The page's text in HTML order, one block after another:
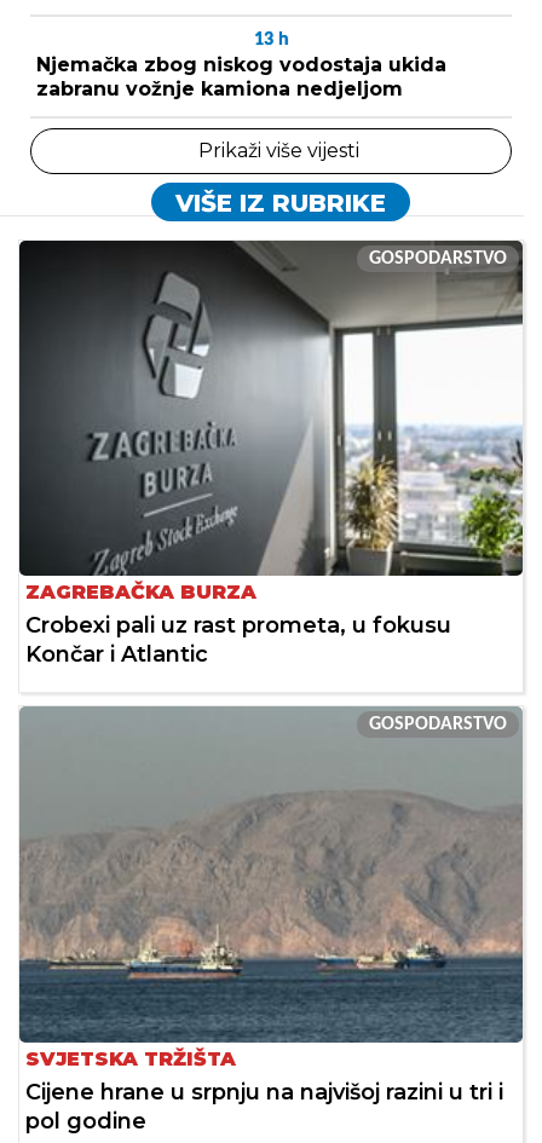
13 h
Njemačka zbog niskog vodostaja ukida
zabranu vožnje kamiona nedjeljom
Prikaži više vijesti
VIŠE IZ RUBRIKE
GOSPODARSTVO
ZAGREBAČKA BURZA
Crobexi pali uz rast prometa, u fokusu
Končar i Atlantic
GOSPODARSTVO
SVJETSKA TRŽIŠTA
Cijene hrane u srpnju na najvišoj razini u tri i
pol godine